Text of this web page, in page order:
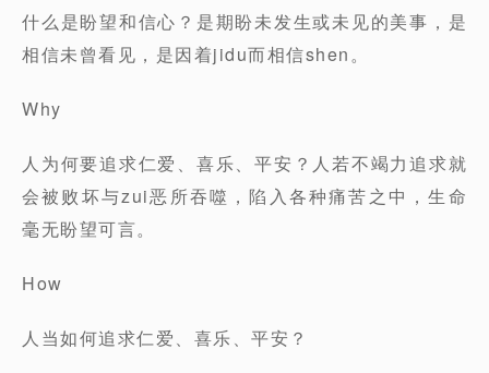
什么是盼望和信心？是期盼未发生或未见的美事，是
相信未曾看见，是因着jidu而相信shen。
Why
人为何要追求仁爱、喜乐、平安？人若不竭力追求就
会被败坏与zui恶所吞噬，陷入各种痛苦之中，生命
毫无盼望可言。
How
人当如何追求仁爱、喜乐、平安？